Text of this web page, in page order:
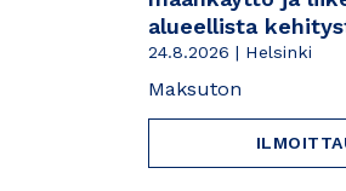
alueellista
24.8.2026 | Helsinki
Maksuton